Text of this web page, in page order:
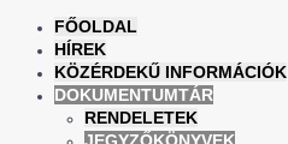
FŐOLDAL
HÍREK
KÖZÉRDEKŰ INFORMÁCIÓK
DOKUMENTUMTÁR
RENDELETEK